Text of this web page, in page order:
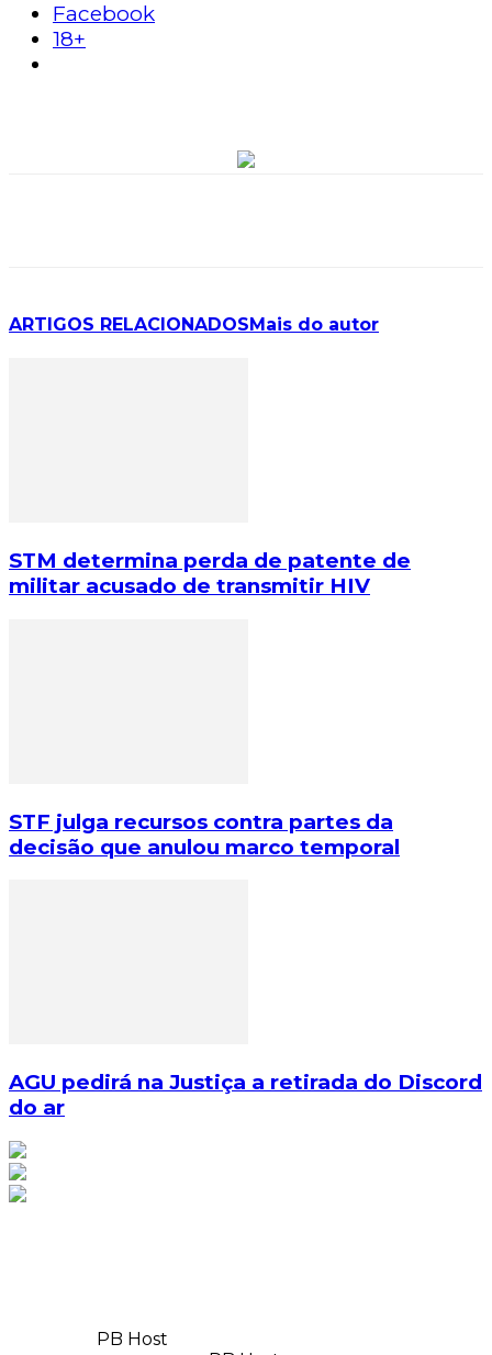
Facebook
18+
ARTIGOS RELACIONADOS Mais do autor
STM determina perda de patente de
militar acusado de transmitir HIV
STF julga recursos contra partes da
decisão que anulou marco temporal
AGU pedirá na Justiça a retirada do Discord
do ar
PB Host